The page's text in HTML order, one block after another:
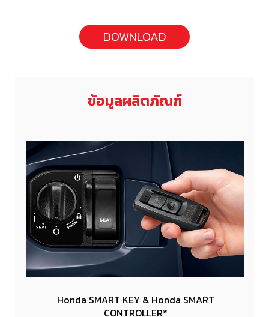
DOWNLOAD
ข้อมูลผลิตภัณฑ์
Honda SMART KEY & Honda SMART
CONTROLLER*